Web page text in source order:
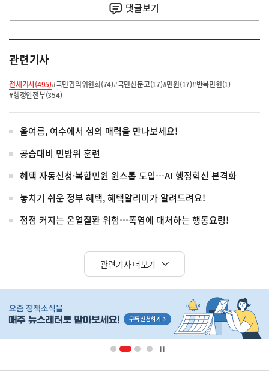
댓글보기
관련기사
전체기사(495)#국민권익위원회(74)#국민신문고(17)#민원(17)#반복민원(1)
#행정안전부(354)
올여름, 여수에서 섬의 매력을 만나보세요!
공습대비 민방위 훈련
혜택 자동신청·복합민원 원스톱 도입…AI 행정혁신 본격화
놓치기 쉬운 정부 혜택, 혜택알리미가 알려드려요!
점점 커지는 온열질환 위험…폭염에 대처하는 행동요령!
관련기사 더보기
단
배
영